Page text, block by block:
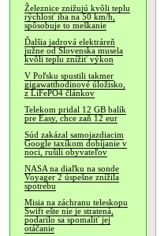
Železnice znižujú kvôli teplu
rýchlosť iba na 50 km/h,
spôsobuje to meškanie
Ďalšia jadrová elektráreň
južne od Slovenska musela
kvôli teplu znížiť výkon
V Poľsku spustili takmer
gigawatthodinové úložisko,
z LiFePO4 článkov
Telekom pridal 12 GB balík
pre Easy, chce zaň 12 eur
Súd zakázal samojazdiacim
Google taxíkom dobíjanie v
noci, rušili obyvateľov
NASA na diaľku na sonde
Voyager 2 úspešne znížila
spotrebu
Misia na záchranu teleskopu
Swift ešte nie je stratená,
podarilo sa spomaliť jej
otáčanie